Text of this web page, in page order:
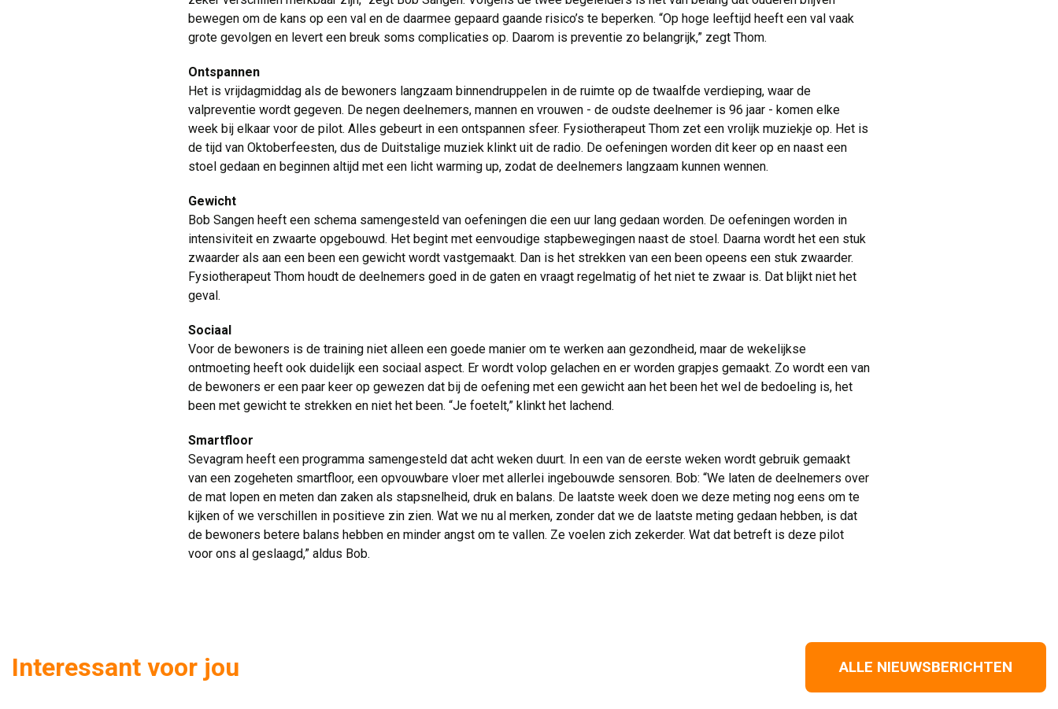
bewegen om de kans op een val en de daarmee gepaard gaande risico’s te beperken. “Op hoge leeftijd heeft een val vaak
grote gevolgen en levert een breuk soms complicaties op. Daarom is preventie zo belangrijk,” zegt Thom.
Ontspannen
Het is vrijdagmiddag als de bewoners langzaam binnendruppelen in de ruimte op de twaalfde verdieping, waar de
valpreventie wordt gegeven. De negen deelnemers, mannen en vrouwen - de oudste deelnemer is 96 jaar - komen elke
week bij elkaar voor de pilot. Alles gebeurt in een ontspannen sfeer. Fysiotherapeut Thom zet een vrolijk muziekje op. Het is
de tijd van Oktoberfeesten, dus de Duitstalige muziek klinkt uit de radio. De oefeningen worden dit keer op en naast een
stoel gedaan en beginnen altijd met een licht warming up, zodat de deelnemers langzaam kunnen wennen.
Gewicht
Bob Sangen heeft een schema samengesteld van oefeningen die een uur lang gedaan worden. De oefeningen worden in
intensiviteit en zwaarte opgebouwd. Het begint met eenvoudige stapbewegingen naast de stoel. Daarna wordt het een stuk
zwaarder als aan een been een gewicht wordt vastgemaakt. Dan is het strekken van een been opeens een stuk zwaarder.
Fysiotherapeut Thom houdt de deelnemers goed in de gaten en vraagt regelmatig of het niet te zwaar is. Dat blijkt niet het
geval.
Sociaal
Voor de bewoners is de training niet alleen een goede manier om te werken aan gezondheid, maar de wekelijkse
ontmoeting heeft ook duidelijk een sociaal aspect. Er wordt volop gelachen en er worden grapjes gemaakt. Zo wordt een van
de bewoners er een paar keer op gewezen dat bij de oefening met een gewicht aan het been het wel de bedoeling is, het
been met gewicht te strekken en niet het been. “Je foetelt,” klinkt het lachend.
Smartfloor
Sevagram heeft een programma samengesteld dat acht weken duurt. In een van de eerste weken wordt gebruik gemaakt
van een zogeheten smartfloor, een opvouwbare vloer met allerlei ingebouwde sensoren. Bob: “We laten de deelnemers over
de mat lopen en meten dan zaken als stapsnelheid, druk en balans. De laatste week doen we deze meting nog eens om te
kijken of we verschillen in positieve zin zien. Wat we nu al merken, zonder dat we de laatste meting gedaan hebben, is dat
de bewoners betere balans hebben en minder angst om te vallen. Ze voelen zich zekerder. Wat dat betreft is deze pilot
voor ons al geslaagd,” aldus Bob.
Interessant voor jou ALLE NIEUWSBERICHTEN